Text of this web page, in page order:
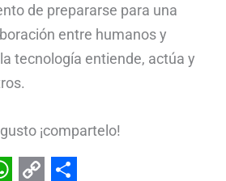
de prepararse para una
entre humanos y
tecnología entiende, actúa y
¡compartelo!